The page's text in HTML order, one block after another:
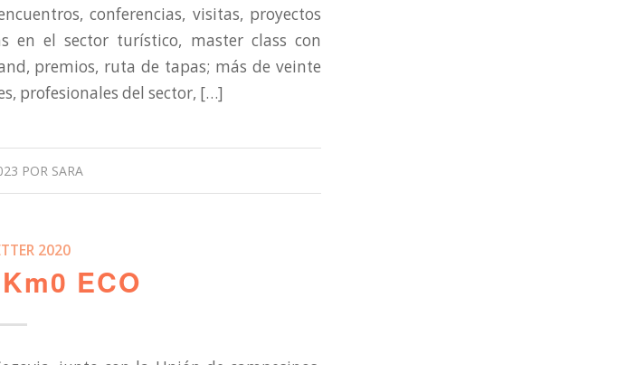
conferencias, visitas, proyectos
en el sector turístico, master class con
premios, ruta de tapas; más de veinte
profesionales del sector, […]
POR SARA
2020
ECO